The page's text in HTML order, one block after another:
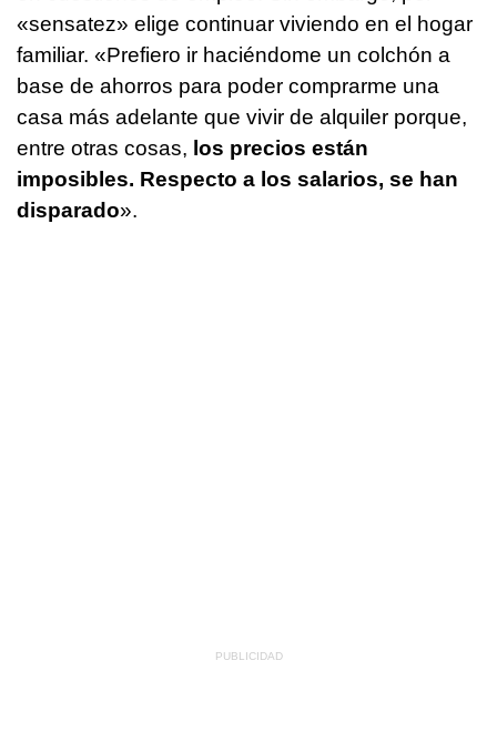
«sensatez» elige continuar viviendo en el hogar
familiar. «Prefiero ir haciéndome un colchón a
base de ahorros para poder comprarme una
casa más adelante que vivir de alquiler porque,
entre otras cosas, los precios están
imposibles. Respecto a los salarios, se han
disparado».